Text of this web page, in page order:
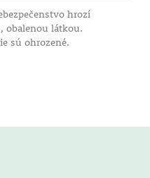
hrozí
obalenou látkou.
sú ohrozené.